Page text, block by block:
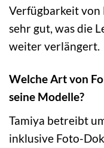
Verfügbarkeit von
sehr gut, was die
weiter verlängert.
Welche Art von
seine Modelle?
Tamiya betreibt
inklusive Foto-